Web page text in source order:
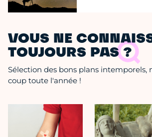
VOUS NE
TOUJOURS PAS ?
Sélection des bons plans intemporels,
coup toute l'année !